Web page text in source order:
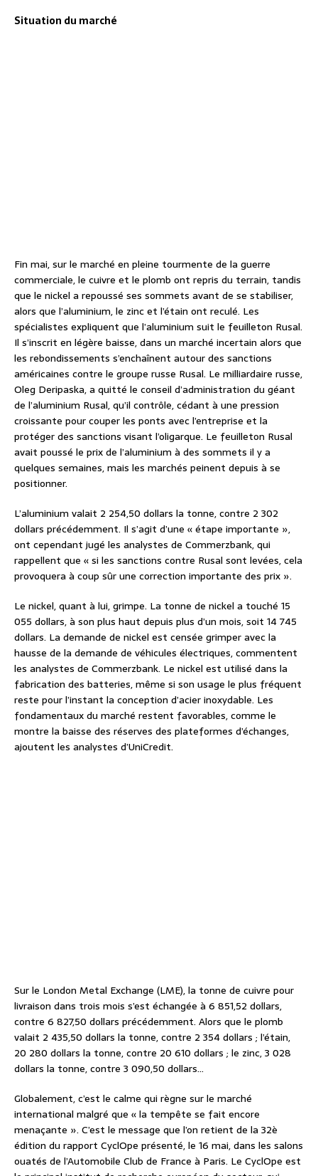
Situation du marché
Fin mai, sur le marché en pleine tourmente de la guerre
commerciale, le cuivre et le plomb ont repris du terrain, tandis
que le nickel a repoussé ses sommets avant de se stabiliser,
alors que l’aluminium, le zinc et l’étain ont reculé. Les
spécialistes expliquent que l’aluminium suit le feuilleton Rusal.
Il s’inscrit en légère baisse, dans un marché incertain alors que
les rebondissements s’enchaînent autour des sanctions
américaines contre le groupe russe Rusal. Le milliardaire russe,
Oleg Deripaska, a quitté le conseil d’administration du géant
de l’aluminium Rusal, qu’il contrôle, cédant à une pression
croissante pour couper les ponts avec l’entreprise et la
protéger des sanctions visant l’oligarque. Le feuilleton Rusal
avait poussé le prix de l’aluminium à des sommets il y a
quelques semaines, mais les marchés peinent depuis à se
positionner.
L’aluminium valait 2 254,50 dollars la tonne, contre 2 302
dollars précédemment. Il s’agit d’une « étape importante »,
ont cependant jugé les analystes de Commerzbank, qui
rappellent que « si les sanctions contre Rusal sont levées, cela
provoquera à coup sûr une correction importante des prix ».
Le nickel, quant à lui, grimpe. La tonne de nickel a touché 15
055 dollars, à son plus haut depuis plus d’un mois, soit 14 745
dollars. La demande de nickel est censée grimper avec la
hausse de la demande de véhicules électriques, commentent
les analystes de Commerzbank. Le nickel est utilisé dans la
fabrication des batteries, même si son usage le plus fréquent
reste pour l’instant la conception d’acier inoxydable. Les
fondamentaux du marché restent favorables, comme le
montre la baisse des réserves des plateformes d’échanges,
ajoutent les analystes d’UniCredit.
Sur le London Metal Exchange (LME), la tonne de cuivre pour
livraison dans trois mois s’est échangée à 6 851,52 dollars,
contre 6 827,50 dollars précédemment. Alors que le plomb
valait 2 435,50 dollars la tonne, contre 2 354 dollars ; l’étain,
20 280 dollars la tonne, contre 20 610 dollars ; le zinc, 3 028
dollars la tonne, contre 3 090,50 dollars…
Globalement, c’est le calme qui règne sur le marché
international malgré que « la tempête se fait encore
menaçante ». C’est le message que l’on retient de la 32è
édition du rapport CyclOpe présenté, le 16 mai, dans les salons
ouatés de l’Automobile Club de France à Paris. Le CyclOpe est